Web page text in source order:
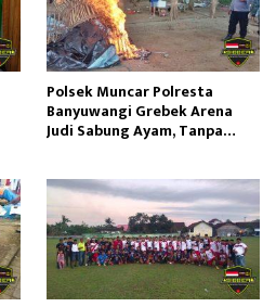
Polsek Muncar Polresta
Banyuwangi Grebek Arena
Judi Sabung Ayam, Tanpa